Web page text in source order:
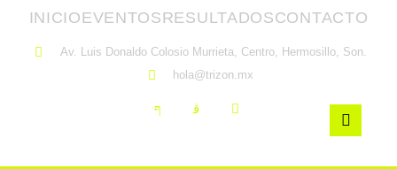
INICIOEVENTOSRESULTADOSCONTACTO
Av. Luis Donaldo Colosio Murrieta, Centro, Hermosillo, Son.
hola@trizon.mx